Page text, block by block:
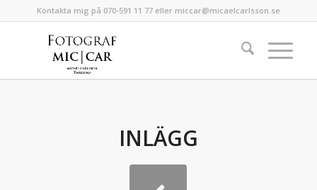
Kontakta mig på 070-591 11 77 eller miccar@micaelcarlsson.se
INLÄGG